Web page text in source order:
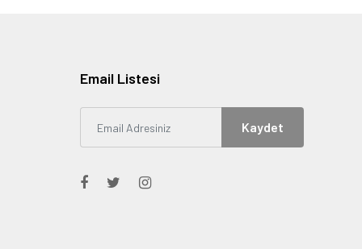
Email Listesi
Kaydet